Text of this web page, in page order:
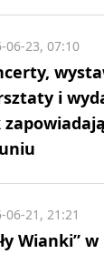
i
06-23, 07:10
Wianki”
06-21, 21:21